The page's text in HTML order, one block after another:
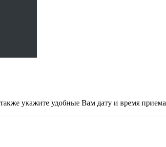
укажите удобные Вам дату и время приема